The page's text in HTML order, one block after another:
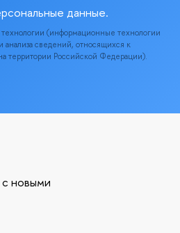
данные.
(информационные технологии
анализа сведений, относящихся к
территории Российской Федерации).
новыми